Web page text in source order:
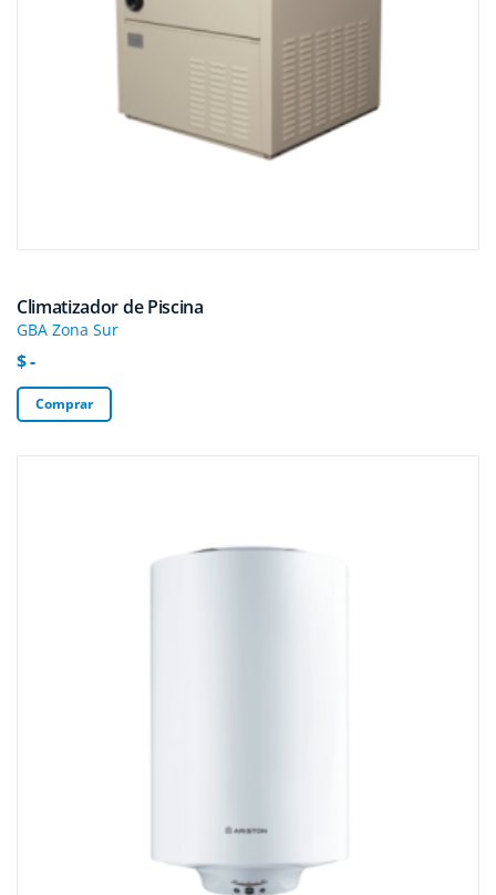
Climatizador de Piscina
GBA Zona Sur
$ -
Comprar